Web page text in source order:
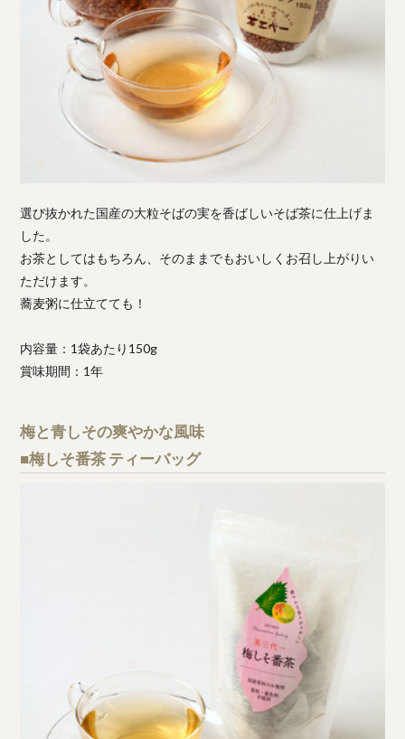
選び抜かれた国産の大粒そばの実を香ばしいそば茶に仕上げま
した。
お茶としてはもちろん、そのままでもおいしくお召し上がりい
ただけます。
蕎麦粥に仕立てても！
内容量：1袋あたり150g
賞味期間：1年
梅と青しその爽やかな風味
■梅しそ番茶 ティーバッグ